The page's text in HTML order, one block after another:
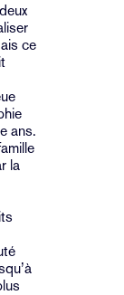
ce
ans.
la